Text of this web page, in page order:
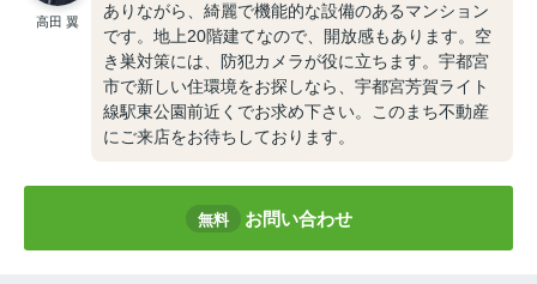
高田 翼
ありながら、綺麗で機能的な設備のあるマンション
です。地上20階建てなので、開放感もあります。空
き巣対策には、防犯カメラが役に立ちます。宇都宮
市で新しい住環境をお探しなら、宇都宮芳賀ライト
線駅東公園前近くでお求め下さい。このまち不動産
にご来店をお待ちしております。
無料 お問い合わせ